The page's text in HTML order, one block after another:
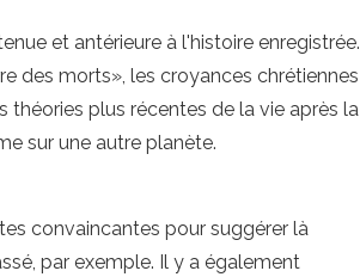
et antérieure à l'histoire enregistrée.
des morts», les croyances chrétiennes
plus récentes de la vie après la
sur une autre planète.
convaincantes pour suggérer là
par exemple. Il y a également